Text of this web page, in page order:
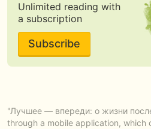
Unlimited reading with
a subscription
Subscribe
"Лучшее — впереди: о жизни
through a mobile application, which